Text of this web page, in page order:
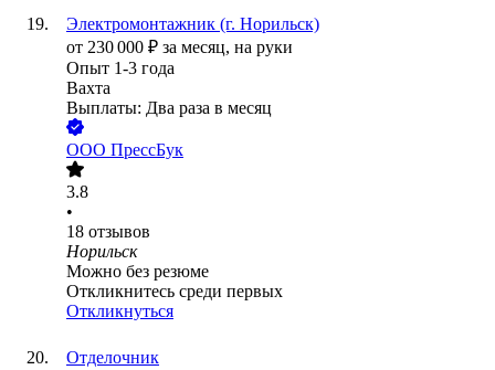
Электромонтажник (г. Норильск)
от 230 000 ₽ за месяц, на руки
Опыт 1-3 года
Вахта
Выплаты: Два раза в месяц
ООО ПрессБук
3.8
•
18 отзывов
Норильск
Можно без резюме
Откликнитесь среди первых
Откликнуться
Отделочник